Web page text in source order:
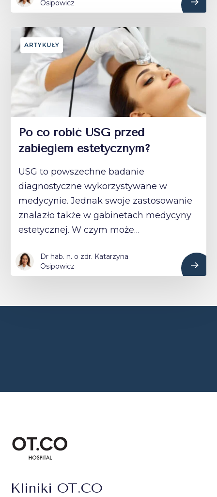
Osipowicz
ARTYKUŁY
Po co robić USG przed
zabiegiem estetycznym?
USG to powszechne badanie
diagnostyczne wykorzystywane w
medycynie. Jednak swoje zastosowanie
znalazło także w gabinetach medycyny
estetycznej. W czym może…
Dr hab. n. o zdr. Katarzyna
Osipowicz
Kliniki OT.CO